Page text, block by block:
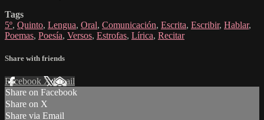
Tags
5º, Quinto, Lengua, Oral, Comunicación, Escrita, Escribir, Hablar,
Poemas, Poesía, Versos, Estrofas, Lírica, Recitar
Share with friends
Facebook XEmail
Share on Facebook
Share on X
Share via Email